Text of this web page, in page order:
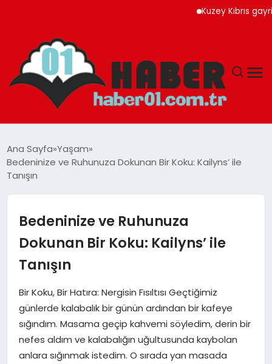
Kuzey Kıbrıs
ADANA
MAGAZIN
EĞITIM
TEKNOLOJI
Ana Sayfa Yaşam
Bedeninize ve Ruhunuza Dokunan Bir Koku: Kailyns’ ile
Tanışın
Bedeninize ve Ruhunuza
Dokunan Bir Koku: Kailyns’ ile
Tanışın
Bir Koku, Bir Hatıra: Nergisin Fısıltısı Geçtiğimiz
günlerde kalabalık bir günün ardından bir kafeye
sığındım. Masama geçip kahvemi söyledim, derin bir
nefes aldım ve kalabalığın uğultusunda kaybolan
anlara sığınmak istedim. O sırada yan masada